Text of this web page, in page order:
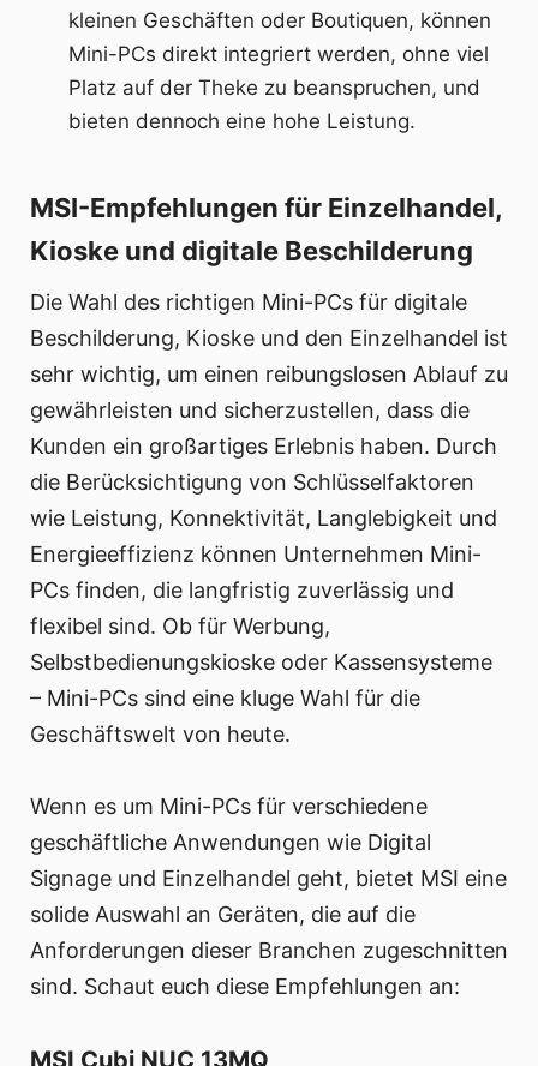
kleinen Geschäften oder Boutiquen, können
Mini-PCs direkt integriert werden, ohne viel
Platz auf der Theke zu beanspruchen, und
bieten dennoch eine hohe Leistung.
MSI-Empfehlungen für Einzelhandel,
Kioske und digitale Beschilderung
Die Wahl des richtigen Mini-PCs für digitale
Beschilderung, Kioske und den Einzelhandel ist
sehr wichtig, um einen reibungslosen Ablauf zu
gewährleisten und sicherzustellen, dass die
Kunden ein großartiges Erlebnis haben. Durch
die Berücksichtigung von Schlüsselfaktoren
wie Leistung, Konnektivität, Langlebigkeit und
Energieeffizienz können Unternehmen Mini-
PCs finden, die langfristig zuverlässig und
flexibel sind. Ob für Werbung,
Selbstbedienungskioske oder Kassensysteme
– Mini-PCs sind eine kluge Wahl für die
Geschäftswelt von heute.
Wenn es um Mini-PCs für verschiedene
geschäftliche Anwendungen wie Digital
Signage und Einzelhandel geht, bietet MSI eine
solide Auswahl an Geräten, die auf die
Anforderungen dieser Branchen zugeschnitten
sind. Schaut euch diese Empfehlungen an:
MSI Cubi NUC 13MQ